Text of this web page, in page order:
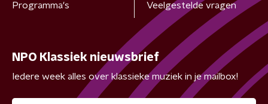
Programma's Veelgestelde vragen
NPO Klassiek nieuwsbrief
Iedere week alles over klassieke muziek in je mailbox!